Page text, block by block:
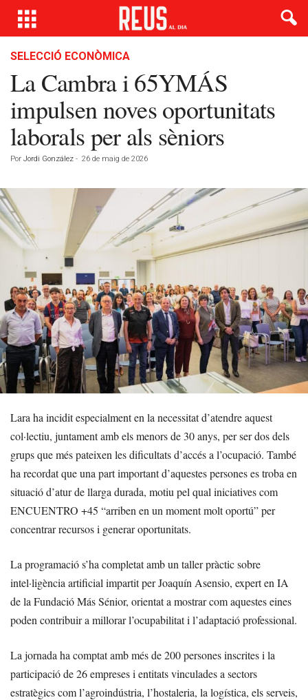
SELECCIÓ ECONÒMICA
La Cambra i 65YMÁS
impulsen noves oportunitats
laborals per als sèniors
Por Jordi González - 26 de maig de 2026
Lara ha incidit especialment en la necessitat d’atendre aquest
col·lectiu, juntament amb els menors de 30 anys, per ser dos dels
grups que més pateixen les dificultats d’accés a l’ocupació. També
ha recordat que una part important d’aquestes persones es troba en
situació d’atur de llarga durada, motiu pel qual iniciatives com
ENCUENTRO +45 “arriben en un moment molt oportú” per
concentrar recursos i generar oportunitats.
La programació s’ha completat amb un taller pràctic sobre
intel·ligència artificial impartit per Joaquín Asensio, expert en IA
de la Fundació Más Sénior, orientat a mostrar com aquestes eines
poden contribuir a millorar l’ocupabilitat i l’adaptació professional.
La jornada ha comptat amb més de 200 persones inscrites i la
participació de 26 empreses i entitats vinculades a sectors
estratègics com l’agroindústria, l’hostaleria, la logística, els serveis,